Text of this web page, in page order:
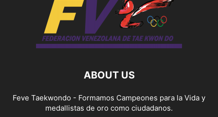
ABOUT US
Feve Taekwondo - Formamos Campeones para la Vida y
medallistas de oro como ciudadanos.